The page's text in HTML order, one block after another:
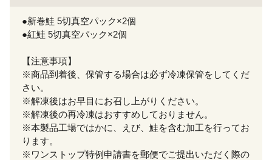
●新巻鮭 5切真空パック×2個
●紅鮭 5切真空パック×2個
【注意事項】
※商品到着後、保管する場合は必ず冷凍保管をしてくだ
さい。
※解凍後はお早目にお召し上がりください。
※解凍後の再冷凍はおすすめしておりません。
※本製品工場ではかに、えび、鮭を含む加工を行ってお
ります。
※ワンストップ特例申請書を郵便でご提出いただく際の